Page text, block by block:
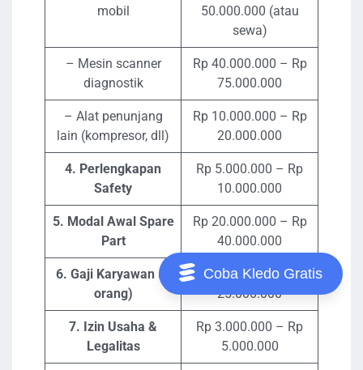
mobil
50.000.000 (atau
sewa)
– Mesin scanner
diagnostik
Rp 40.000.000 – Rp
75.000.000
– Alat penunjang
lain (kompresor, dll)
Rp 10.000.000 – Rp
20.000.000
4. Perlengkapan
Safety
Rp 5.000.000 – Rp
10.000.000
5. Modal Awal Spare
Part
Rp 20.000.000 – Rp
40.000.000
6. Gaji Karyawan (3
orang)
Rp 15.000.000 – Rp
25.000.000
7. Izin Usaha &
Legalitas
Rp 3.000.000 – Rp
5.000.000
Coba Kledo Gratis